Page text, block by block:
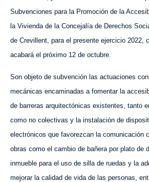
Subvenciones para la Promoción de la
la Vivienda de la Concejalía de Derechos
de Crevillent, para el presente ejercicio 2022,
acabará el próximo 12 de octubre.
Son objeto de subvención las actuaciones
mecánicas encaminadas a fomentar la
de barreras arquitectónicas existentes, tanto
como no colectivas y la instalación de
electrónicos que favorezcan la comunicación
obras como el cambio de bañera por plato de
inmueble para el uso de silla de ruedas y la
mejorar la calidad de vida de las personas,